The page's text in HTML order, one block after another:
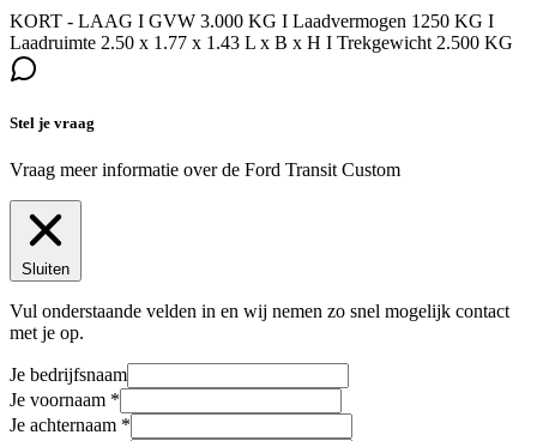
KORT - LAAG I GVW 3.000 KG I Laadvermogen 1250 KG I
Laadruimte 2.50 x 1.77 x 1.43 L x B x H I Trekgewicht 2.500 KG
Stel je vraag
Vraag meer informatie over de Ford Transit Custom
Sluiten
Vul onderstaande velden in en wij nemen zo snel mogelijk contact
met je op.
Je bedrijfsnaam
Je voornaam
Je achternaam